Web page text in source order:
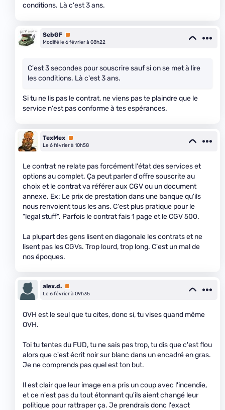
conditions. Là c'est 3 ans.
SebGF Premium
Modifié le 6 février à 08h22
C'est 3 secondes pour souscrire sauf si on se met à lire
les conditions. Là c'est 3 ans.
Si tu ne lis pas le contrat, ne viens pas te plaindre que le
service n'est pas conforme à tes espérances.
TexMex Premium
Le 6 février à 10h58
Le contrat ne relate pas forcément l'état des services et
options au complet. Ça peut parler d'offre souscrite au
choix et le contrat va référer aux CGV ou un document
annexe. Ex: Le prix de prestation dans une banque qu'ils
nous renvoient tous les ans. C'est plus pratique pour le
"legal stuff". Parfois le contrat fais 1 page et le CGV 500.
La plupart des gens lisent en diagonale les contrats et ne
lisent pas les CGVs. Trop lourd, trop long. C'est un mal de
nos époques.
alex.d. Premium
Le 6 février à 09h35
OVH est le seul que tu cites, donc si, tu vises quand même
OVH.
Toi tu tentes du FUD, tu ne sais pas trop, tu dis que c'est flou
alors que c'est écrit noir sur blanc dans un encadré en gras.
Je ne comprends pas quel est ton but.
Il est clair que leur image en a pris un coup avec l'incendie,
et ce n'est pas du tout étonnant qu'ils aient changé leur
politique pour rattraper ça. Je prendrais donc l'exact